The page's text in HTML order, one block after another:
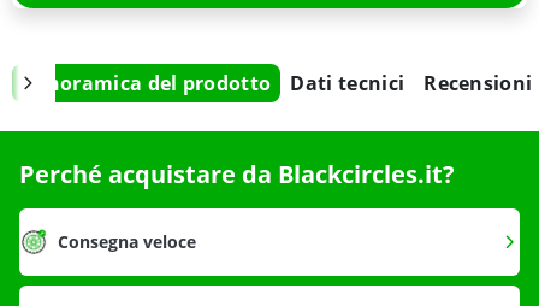
Panoramica del prodotto Dati tecnici Recensioni
Perché acquistare da Blackcircles.it?
Consegna veloce